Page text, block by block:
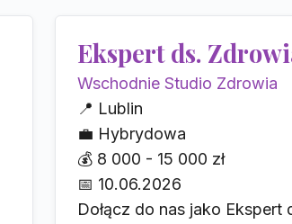
Ekspert ds.
Wschodnie Studio Zdrowia
📍 Lublin
💼 Hybrydowa
💰 8 000 - 15 000 zł
📅 10.06.2026
Dołącz do nas jako Ekspert